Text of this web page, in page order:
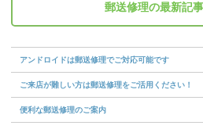
郵送修理の最新記
アンドロイドは郵送修理でご対応可能です
ご来店が難しい方は郵送修理をご活用ください！
便利な郵送修理のご案内